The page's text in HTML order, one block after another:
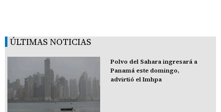
ÚLTIMAS NOTICIAS
Polvo del Sahara ingresará a
Panamá este domingo,
advirtió el Imhpa